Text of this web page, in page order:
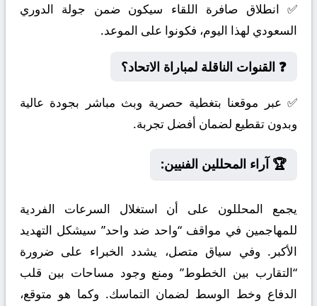
✅ انطلاق صافرة اللقاء سيكون ضمن جولة الدوري
السعودي لهذا اليوم، فكونوا على الموعد.
❓ القنوات الناقلة لمباراة الاتحاد؟
✅ عبر موقعنا بتغطية حصرية وبث مباشر بجودة عالية
وبدون تقطيع لضمان أفضل تجربة.
🏆 آراء المحللين الفنيين:
يجمع المحللون على أن استغلال السرعات الفردية
للمهاجمين في مواقف “واحد ضد واحد” سيشكل التهديد
الأكبر. وفي سياق متصل، يشدد الخبراء على ضرورة
“التقارب بين الخطوط” ومنع وجود مساحات بين قلب
الدفاع وخط الوسط لضمان التماسك. وكما هو متوقع،